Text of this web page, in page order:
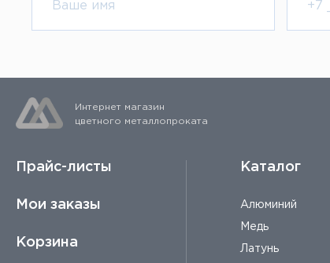
Интернет магазин
цветного металлопроката
Прайс-листы
Мои заказы
Корзина
Каталог
Алюминий
Медь
Латунь